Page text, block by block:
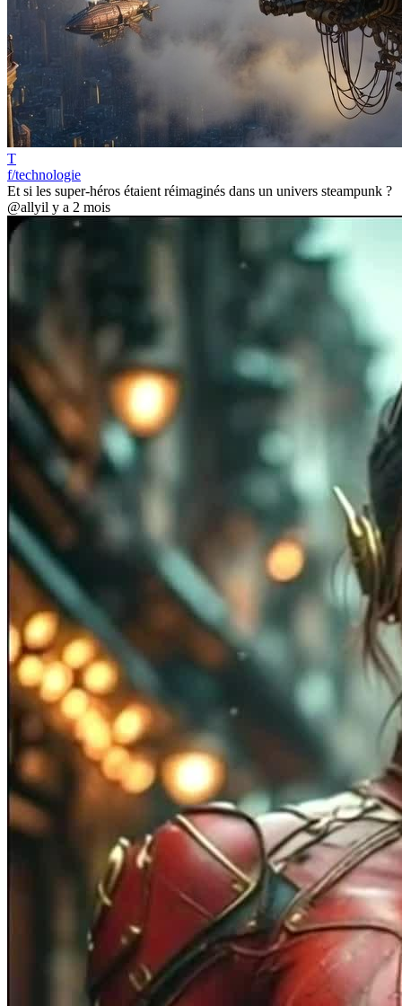
T
f/technologie
Et si les super-héros étaient réimaginés dans un univers steampunk ?
@allyil y a 2 mois